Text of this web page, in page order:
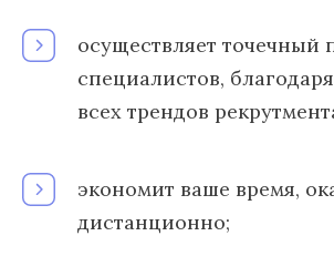
осуществляет точечный
специалистов,
всех трендов
экономит ваше время,
дистанционно;